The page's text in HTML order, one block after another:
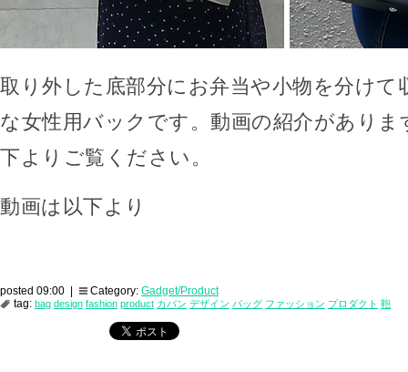
取り外した底部分にお弁当や小物を分けて
な女性用バックです。動画の紹介があり
下よりご覧ください。
動画は以下より
posted 09:00 | Category: Gadget/Product
tag: bag design fashion product カバン デザイン バッグ ファッション プロダクト 鞄